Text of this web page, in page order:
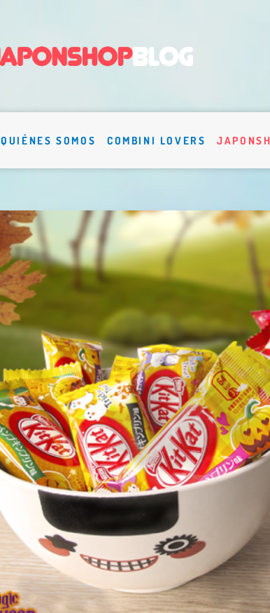
QUIÉNES SOMOS COMBINI LOVERS